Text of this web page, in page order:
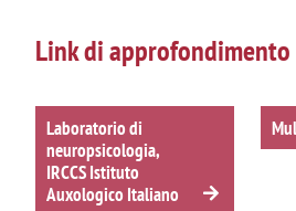
Link di approfondimento
Laboratorio di
neuropsicologia,
IRCCS Istituto
Auxologico Italiano